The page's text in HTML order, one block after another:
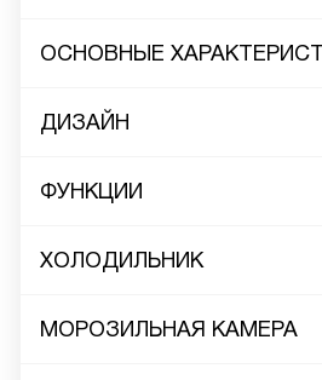
ОСНОВНЫЕ
ДИЗАЙН
ФУНКЦИИ
ХОЛОДИЛЬНИК
МОРОЗИЛЬНАЯ КАМЕРА